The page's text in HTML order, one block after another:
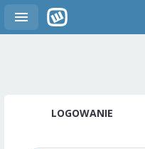
LOGOWANIE